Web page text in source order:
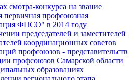
смотра-конкурса на звание
первичная профсоюзная
ФПСО" в 2014 году
председателей и заместителей
координационных советов
профсоюзов - представительств
профсоюзов Самарской области
образованиях